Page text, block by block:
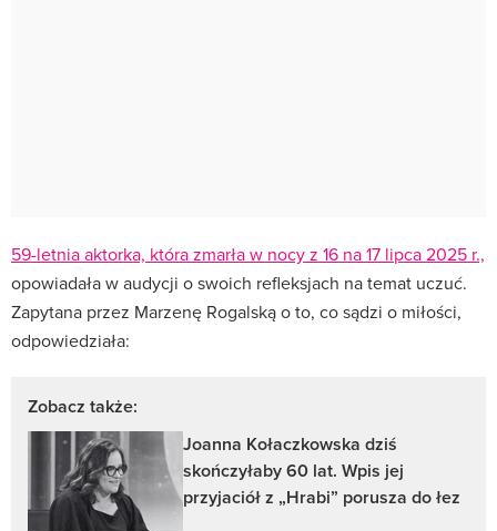
59-letnia aktorka, która zmarła w nocy z 16 na 17 lipca 2025 r.,
opowiadała w audycji o swoich refleksjach na temat uczuć.
Zapytana przez Marzenę Rogalską o to, co sądzi o miłości,
odpowiedziała:
Zobacz także:
Joanna Kołaczkowska dziś
skończyłaby 60 lat. Wpis jej
przyjaciół z „Hrabi” porusza do łez